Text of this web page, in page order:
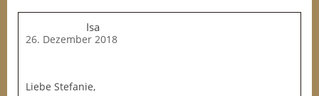
Isa
26. Dezember 2018
Liebe Stefanie,